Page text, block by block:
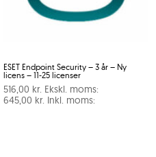
ESET Endpoint Security – 3 år – Ny
licens – 11-25 licenser
516,00 kr. Ekskl. moms:
645,00 kr. Inkl. moms: